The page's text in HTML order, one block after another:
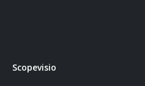
Scopevisio